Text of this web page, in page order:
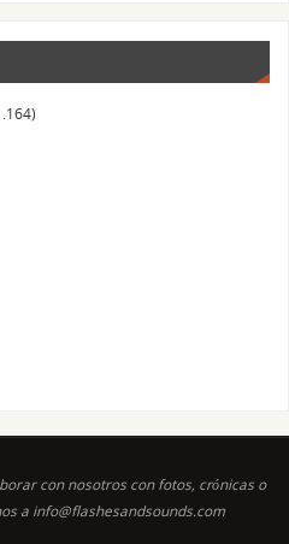
con nosotros con fotos, crónicas o
a info@flashesandsounds.com